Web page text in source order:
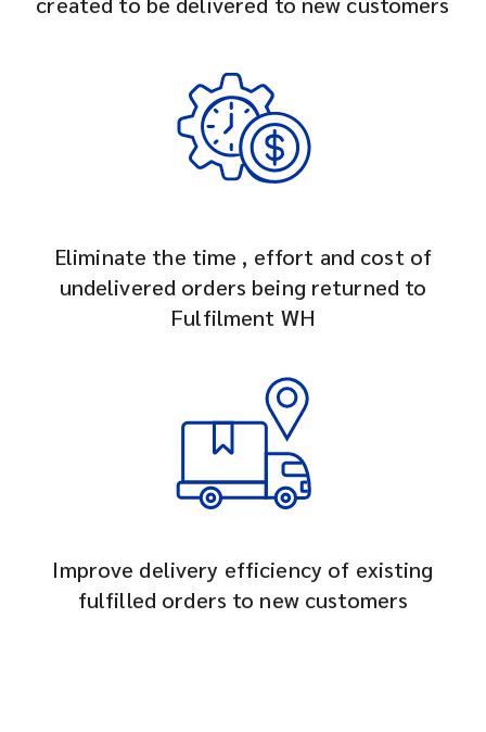
Eliminate the time , effort and cost of
undelivered orders being returned to
Fulfilment WH
Improve delivery efficiency of existing
fulfilled orders to new customers